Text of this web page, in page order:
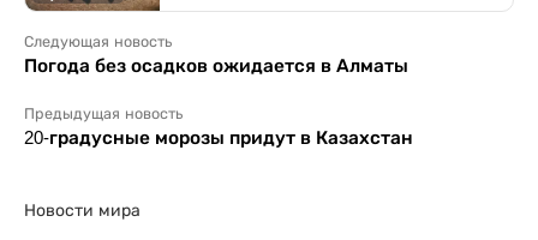
Следующая новость
Погода без осадков ожидается в Алматы
Предыдущая новость
20-градусные морозы придут в Казахстан
Новости мира